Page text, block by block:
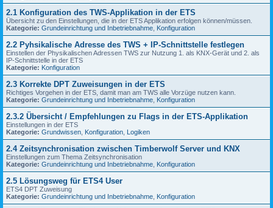
2.1 Konfiguration des TWS-Applikation in der ETS
Übersicht zu den Einstellungen, die in der ETS Applikation erfolgen können/müssen.
Kategorie: Grundeinrichtung und Inbetriebnahme Konfiguration
2.2 Pyhsikalische Adresse des TWS + IP-Schnittstelle festlegen
Einstellen der Physikalischen Adressen TWS zur Nutzung 1. als KNX-Gerät und 2. als
IP-Schnittstelle in der ETS
Kategorie: Konfiguration
2.3 Korrekte DPT Zuweisungen in der ETS
Richtiges Vorgehen in der ETS, damit man am TWS alle Vorzüge nutzen kann.
Kategorie: Grundeinrichtung und Inbetriebnahme Konfiguration
2.3.2 Übersicht / Empfehlungen zu Flags in der ETS-Applikation
Einstellungen in der ETS
Kategorie: Grundwissen Konfiguration Logiken
2.4 Zeitsynchronisation zwischen Timberwolf Server und KNX
Einstellungen zum Thema Zeitsynchronisation
Kategorie: Grundeinrichtung und Inbetriebnahme Konfiguration
2.5 Lösungsweg für ETS4 User
ETS4 DPT Zuweisung
Kategorie: Grundeinrichtung und Inbetriebnahme Konfiguration